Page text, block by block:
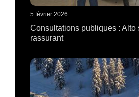
5 février 2026
Consultations publiques : Alto
rassurant